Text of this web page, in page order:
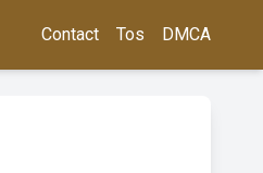
Contact Tos DMCA